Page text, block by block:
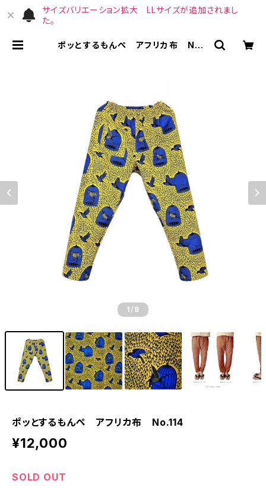
サイズバリエーション拡大 LLサイズが追加されまし
た。
ポッとするもんぺ アフリカ布 No.1
1 /8
ポッとするもんぺ アフリカ布 No.114
¥12,000
SOLD OUT